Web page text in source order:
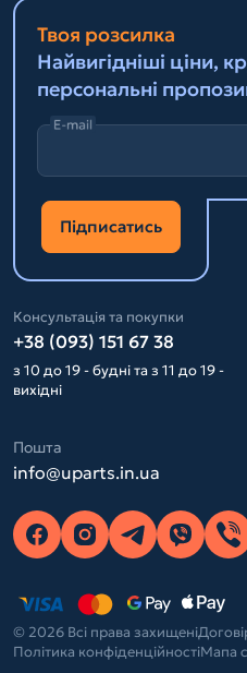
Твоя розсилка
Найвигідніші ціни,
персональні
E-mail
Підписатись
Консультація та покупки
+38 (093) 151 67 38
з 10 до 19 - будні та з 11 до 19 -
вихідні
Пошта
info@uparts.in.ua
© 2026 Всі права захищені
Політика конфіденційностіМапа